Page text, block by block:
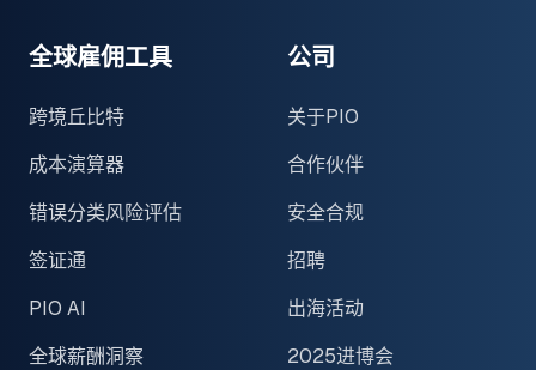
全球雇佣工具
跨境丘比特
成本演算器
错误分类风险评估
签证通
PIO AI
全球薪酬洞察
公司
关于PIO
合作伙伴
安全合规
招聘
出海活动
2025进博会